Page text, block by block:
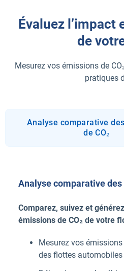
Évaluez l’impact
de
Mesurez vos émissions de
pratiques
Analyse comparative
de CO₂
Analyse comparative des
Comparez, suivez et
émissions de CO₂ de votre
Mesurez vos émissions
des flottes